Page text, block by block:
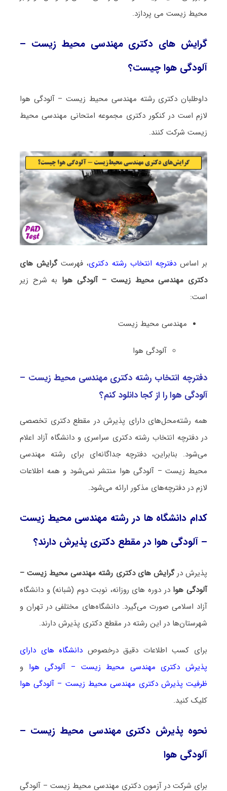
محیط زیست می پردازد.
گرایش های دکتری مهندسی محیط زیست –
آلودگی هوا چیست؟
داوطلبان دکتری رشته مهندسی محیط زیست – آلودگی هوا
لازم است در کنکور دکتری مجموعه امتحانی مهندسی محیط
زیست شرکت کنند.
بر اساسدفترچه انتخاب رشته دکتری، فهرستگرایش های
دکتری مهندسی محیط زیست – آلودگی هوا به شرح زیر
است:
مهندسی محیط زیست
آلودگی هوا
دفترچه انتخاب رشته دکتری مهندسی محیط زیست –
آلودگی هوا را از کجا دانلود کنم؟
همه رشته‌محل‌های دارای پذیرش در مقطع دکتری تخصصی
در دفترچه انتخاب رشته دکتری سراسری و دانشگاه آزاد اعلام
می‌شود. بنابراین، دفترچه جداگانه‌ای برای رشته مهندسی
محیط زیست – آلودگی هوا منتشر نمی‌شود و همه اطلاعات
لازم در دفترچه‌های مذکور ارائه می‌شود.
کدام دانشگاه ها در رشته مهندسی محیط زیست
– آلودگی هوا در مقطع دکتری پذیرش دارند؟
پذیرش درگرایش های دکتری رشته مهندسی محیط زیست –
آلودگی هوا در دوره های روزانه، نوبت دوم (شبانه) و دانشگاه
آزاد اسلامی صورت می‌گیرد. دانشگاه‌های مختلفی در تهران و
شهرستان‌ها در این رشته در مقطع دکتری پذیرش دارند.
برای کسب اطلاعات دقیق درخصوص دانشگاه های دارای
پذیرش دکتری مهندسی محیط زیست – آلودگی هوا و
ظرفیت پذیرش دکتری مهندسی محیط زیست – آلودگی هوا
کلیک کنید.
نحوه پذیرش دکتری مهندسی محیط زیست –
آلودگی هوا
برای شرکت در آزمون دکتری مهندسی محیط زیست – آلودگی